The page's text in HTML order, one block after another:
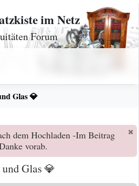
im Netz
Forum
Glas 💎
dem Hochladen -Im Beitrag
vorab.
Glas 💎